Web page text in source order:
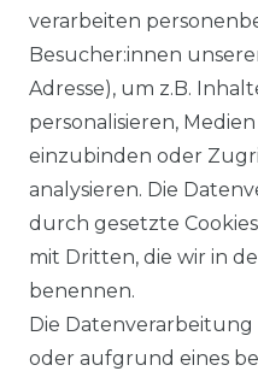
Casa
ab
verarbeiten
Besucher:innen
Adresse), um z.B.
personalisieren,
einzubinden oder
analysieren. Die
durch gesetzte
mit Dritten, die wir in
benennen.
Die
oder aufgrund eines